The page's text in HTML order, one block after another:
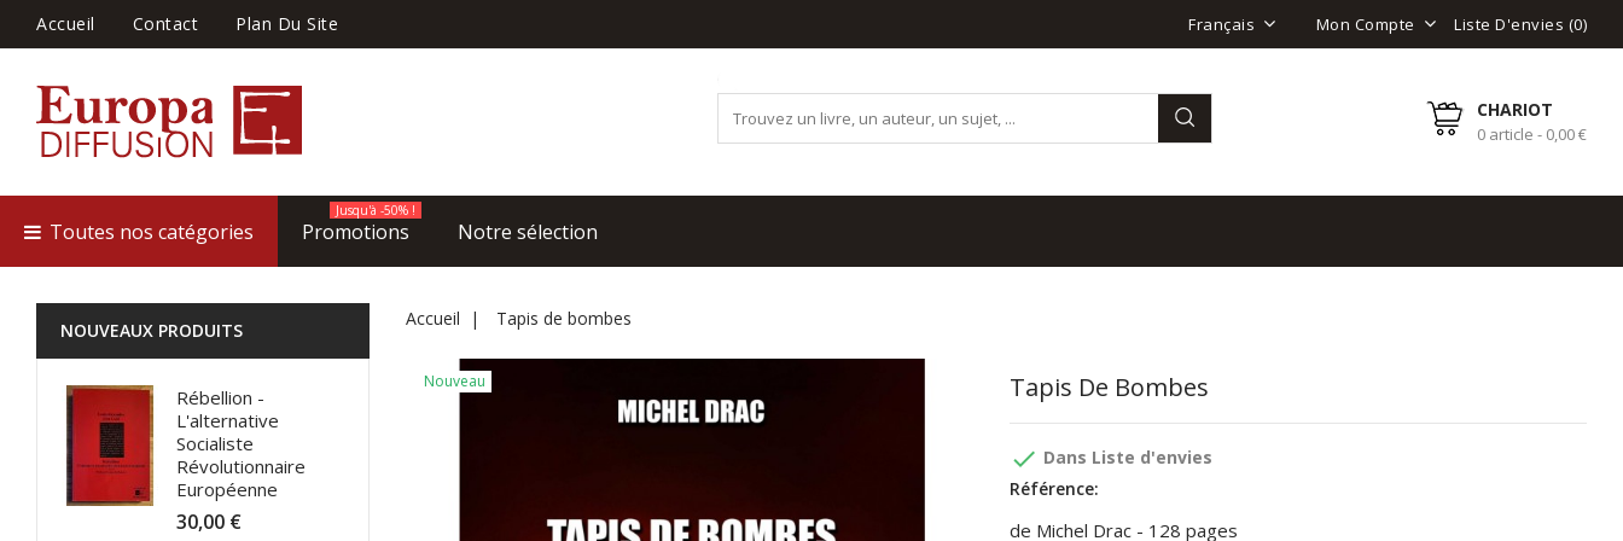
Accueil Contact Plan Du Site Français Mon Compte Liste D'envies (0)
CHARIOT
0 article - 0,00 €
Toutes nos catégories Promotions
Jusqu'à -50% !
Notre sélection
NOUVEAUX PRODUITS
Rébellion -
L'alternative
Socialiste
Révolutionnaire
Européenne
30,00 €
Accueil Tapis de bombes
Nouveau Tapis De Bombes
done Dans Liste d'envies
Référence:
de Michel Drac - 128 pages